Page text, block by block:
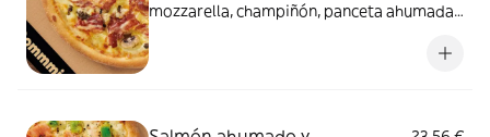
mozzarella, champiñón, panceta ahumada